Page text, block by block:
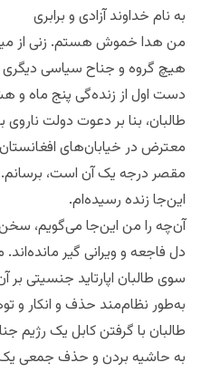
به نام خداوند آزادی و برابری
من هدا خموش هستم. زنی از
هیچ گروه و جناح سیاسی دیگری
دست اول از زنده‌گی پنج ماه
طالبان، بنا بر دعوت دولت ناروی
معترض در خیابان‌های
مقصر درجه یک آن است، برسانم.
این‌جا زنده رسیده‌ام.
آن‌چه را من این‌جا می‌گویم،
دل فاجعه و ویرانی گیر
سوی طالبان اپارتاید جنسیتی بر
به‌طور نظام‌مند حذف و انکار و
طالبان با گرفتن کابل یک رژیم
به حاشیه بردن و حذف جمعی